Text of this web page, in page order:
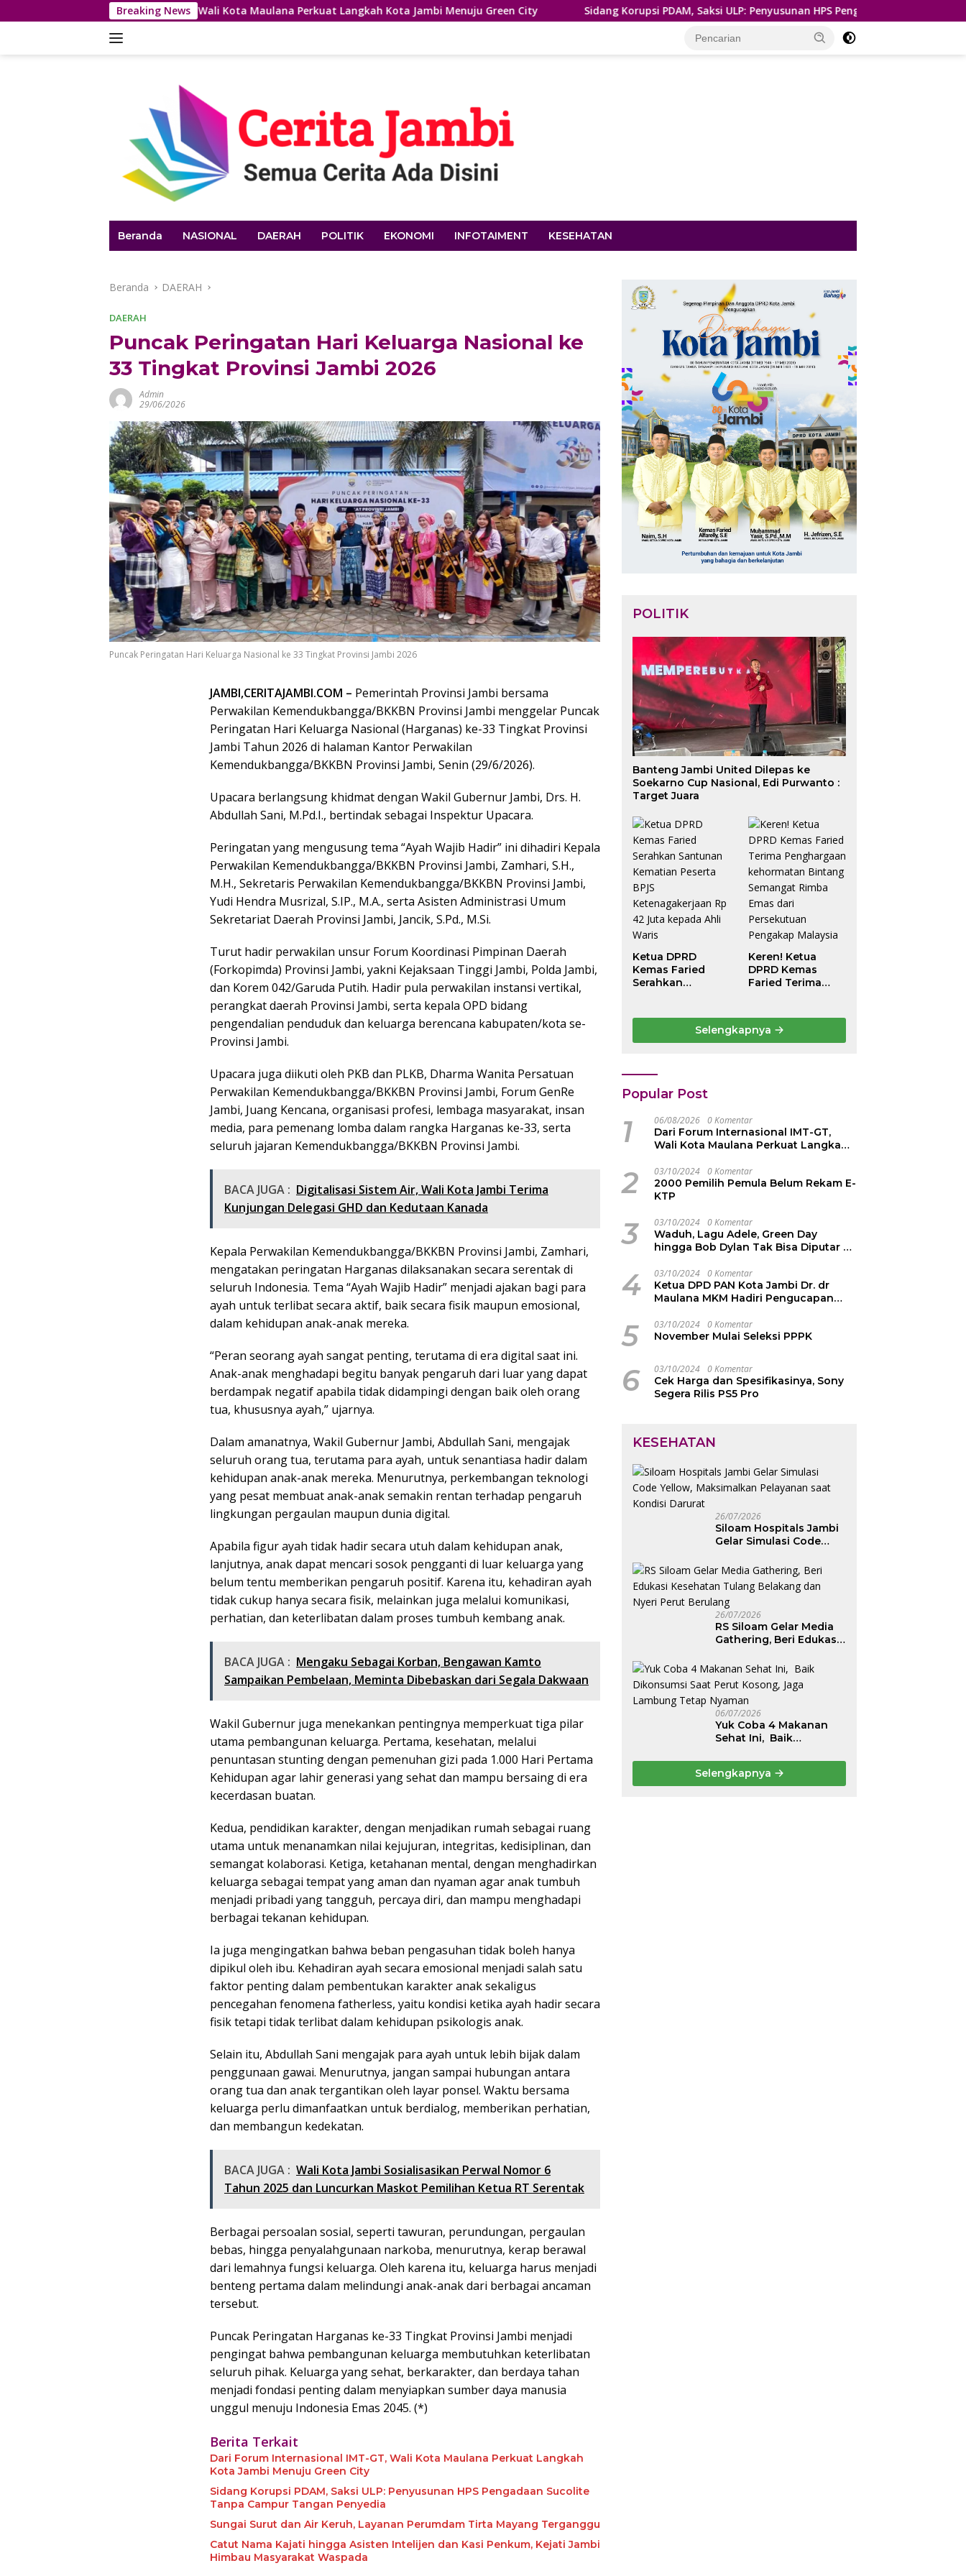
ke
Breaking News
IMT-GT, Wali Kota Maulana Perkuat Langkah Kota Jambi Menuju Green City Sidang Korupsi PDAM, Saksi ULP: Penyusunan HPS Pengadaan Sucolite Tanpa Campur Tangan
Beranda NASIONAL DAERAH POLITIK EKONOMI INFOTAIMENT KESEHATAN
Beranda DAERAH
DAERAH
Puncak Peringatan Hari Keluarga Nasional ke
33 Tingkat Provinsi Jambi 2026
Admin
29/06/2026
Puncak Peringatan Hari Keluarga Nasional ke 33 Tingkat Provinsi Jambi 2026
JAMBI,CERITAJAMBI.COM – Pemerintah Provinsi Jambi bersama
Perwakilan Kemendukbangga/BKKBN Provinsi Jambi menggelar Puncak
Peringatan Hari Keluarga Nasional (Harganas) ke-33 Tingkat Provinsi
Jambi Tahun 2026 di halaman Kantor Perwakilan
Kemendukbangga/BKKBN Provinsi Jambi, Senin (29/6/2026).
Upacara berlangsung khidmat dengan Wakil Gubernur Jambi, Drs. H.
Abdullah Sani, M.Pd.I., bertindak sebagai Inspektur Upacara.
Peringatan yang mengusung tema “Ayah Wajib Hadir” ini dihadiri Kepala
Perwakilan Kemendukbangga/BKKBN Provinsi Jambi, Zamhari, S.H.,
M.H., Sekretaris Perwakilan Kemendukbangga/BKKBN Provinsi Jambi,
Yudi Hendra Musrizal, S.IP., M.A., serta Asisten Administrasi Umum
Sekretariat Daerah Provinsi Jambi, Jancik, S.Pd., M.Si.
Turut hadir perwakilan unsur Forum Koordinasi Pimpinan Daerah
(Forkopimda) Provinsi Jambi, yakni Kejaksaan Tinggi Jambi, Polda Jambi,
dan Korem 042/Garuda Putih. Hadir pula perwakilan instansi vertikal,
perangkat daerah Provinsi Jambi, serta kepala OPD bidang
pengendalian penduduk dan keluarga berencana kabupaten/kota se-
Provinsi Jambi.
Upacara juga diikuti oleh PKB dan PLKB, Dharma Wanita Persatuan
Perwakilan Kemendukbangga/BKKBN Provinsi Jambi, Forum GenRe
Jambi, Juang Kencana, organisasi profesi, lembaga masyarakat, insan
media, para pemenang lomba dalam rangka Harganas ke-33, serta
seluruh jajaran Kemendukbangga/BKKBN Provinsi Jambi.
BACA JUGA : Digitalisasi Sistem Air, Wali Kota Jambi Terima
Kunjungan Delegasi GHD dan Kedutaan Kanada
Kepala Perwakilan Kemendukbangga/BKKBN Provinsi Jambi, Zamhari,
mengatakan peringatan Harganas dilaksanakan secara serentak di
seluruh Indonesia. Tema “Ayah Wajib Hadir” menjadi ajakan bagi para
ayah untuk terlibat secara aktif, baik secara fisik maupun emosional,
dalam kehidupan anak-anak mereka.
“Peran seorang ayah sangat penting, terutama di era digital saat ini.
Anak-anak menghadapi begitu banyak pengaruh dari luar yang dapat
berdampak negatif apabila tidak didampingi dengan baik oleh orang
tua, khususnya ayah,” ujarnya.
Dalam amanatnya, Wakil Gubernur Jambi, Abdullah Sani, mengajak
seluruh orang tua, terutama para ayah, untuk senantiasa hadir dalam
kehidupan anak-anak mereka. Menurutnya, perkembangan teknologi
yang pesat membuat anak-anak semakin rentan terhadap pengaruh
lingkungan pergaulan maupun dunia digital.
Apabila figur ayah tidak hadir secara utuh dalam kehidupan anak,
lanjutnya, anak dapat mencari sosok pengganti di luar keluarga yang
belum tentu memberikan pengaruh positif. Karena itu, kehadiran ayah
tidak cukup hanya secara fisik, melainkan juga melalui komunikasi,
perhatian, dan keterlibatan dalam proses tumbuh kembang anak.
BACA JUGA : Mengaku Sebagai Korban, Bengawan Kamto
Sampaikan Pembelaan, Meminta Dibebaskan dari Segala Dakwaan
Wakil Gubernur juga menekankan pentingnya memperkuat tiga pilar
utama pembangunan keluarga. Pertama, kesehatan, melalui
penuntasan stunting dengan pemenuhan gizi pada 1.000 Hari Pertama
Kehidupan agar lahir generasi yang sehat dan mampu bersaing di era
kecerdasan buatan.
Kedua, pendidikan karakter, dengan menjadikan rumah sebagai ruang
utama untuk menanamkan nilai kejujuran, integritas, kedisiplinan, dan
semangat kolaborasi. Ketiga, ketahanan mental, dengan menghadirkan
keluarga sebagai tempat yang aman dan nyaman agar anak tumbuh
menjadi pribadi yang tangguh, percaya diri, dan mampu menghadapi
berbagai tekanan kehidupan.
Ia juga mengingatkan bahwa beban pengasuhan tidak boleh hanya
dipikul oleh ibu. Kehadiran ayah secara emosional menjadi salah satu
faktor penting dalam pembentukan karakter anak sekaligus
pencegahan fenomena fatherless, yaitu kondisi ketika ayah hadir secara
fisik tetapi tidak terlibat dalam kehidupan psikologis anak.
Selain itu, Abdullah Sani mengajak para ayah untuk lebih bijak dalam
penggunaan gawai. Menurutnya, jangan sampai hubungan antara
orang tua dan anak tergantikan oleh layar ponsel. Waktu bersama
keluarga perlu dimanfaatkan untuk berdialog, memberikan perhatian,
dan membangun kedekatan.
BACA JUGA : Wali Kota Jambi Sosialisasikan Perwal Nomor 6
Tahun 2025 dan Luncurkan Maskot Pemilihan Ketua RT Serentak
Berbagai persoalan sosial, seperti tawuran, perundungan, pergaulan
bebas, hingga penyalahgunaan narkoba, menurutnya, kerap berawal
dari lemahnya fungsi keluarga. Oleh karena itu, keluarga harus menjadi
benteng pertama dalam melindungi anak-anak dari berbagai ancaman
tersebut.
Puncak Peringatan Harganas ke-33 Tingkat Provinsi Jambi menjadi
pengingat bahwa pembangunan keluarga membutuhkan keterlibatan
seluruh pihak. Keluarga yang sehat, berkarakter, dan berdaya tahan
menjadi fondasi penting dalam menyiapkan sumber daya manusia
unggul menuju Indonesia Emas 2045. (*)
Berita Terkait
Dari Forum Internasional IMT-GT, Wali Kota Maulana Perkuat Langkah
Kota Jambi Menuju Green City
Sidang Korupsi PDAM, Saksi ULP: Penyusunan HPS Pengadaan Sucolite
Tanpa Campur Tangan Penyedia
Sungai Surut dan Air Keruh, Layanan Perumdam Tirta Mayang Terganggu
Catut Nama Kajati hingga Asisten Intelijen dan Kasi Penkum, Kejati Jambi
Himbau Masyarakat Waspada
POLITIK
Banteng Jambi United Dilepas ke
Soekarno Cup Nasional, Edi Purwanto :
Target Juara
Ketua DPRD
Kemas Faried
Serahkan
BPJS
Ketenagakerjaan
Keren! Ketua
DPRD Kemas
Faried Terima
Bintang
Semangat Rimba
Selengkapnya
Popular Post
1 06/08/2026 0 Komentar
Dari Forum Internasional IMT-GT,
Wali Kota Maulana Perkuat Langkah
2 03/10/2024 0 Komentar
2000 Pemilih Pemula Belum Rekam E-
KTP
3 03/10/2024 0 Komentar
Waduh, Lagu Adele, Green Day
hingga Bob Dylan Tak Bisa Diputar di
4 03/10/2024 0 Komentar
Ketua DPD PAN Kota Jambi Dr. dr
Maulana MKM Hadiri Pengucapan
Jambi
5 03/10/2024 0 Komentar
November Mulai Seleksi PPPK
6 03/10/2024 0 Komentar
Cek Harga dan Spesifikasinya, Sony
Segera Rilis PS5 Pro
KESEHATAN
26/07/2026
Siloam Hospitals Jambi
Gelar Simulasi Code
Pelayanan saat Kondisi
Darurat
26/07/2026
RS Siloam Gelar Media
Gathering, Beri Edukasi
Belakang dan Nyeri
Perut Berulang
06/07/2026
Yuk Coba 4 Makanan
Sehat Ini, Baik
Kosong, Jaga Lambung
Tetap Nyaman
Selengkapnya